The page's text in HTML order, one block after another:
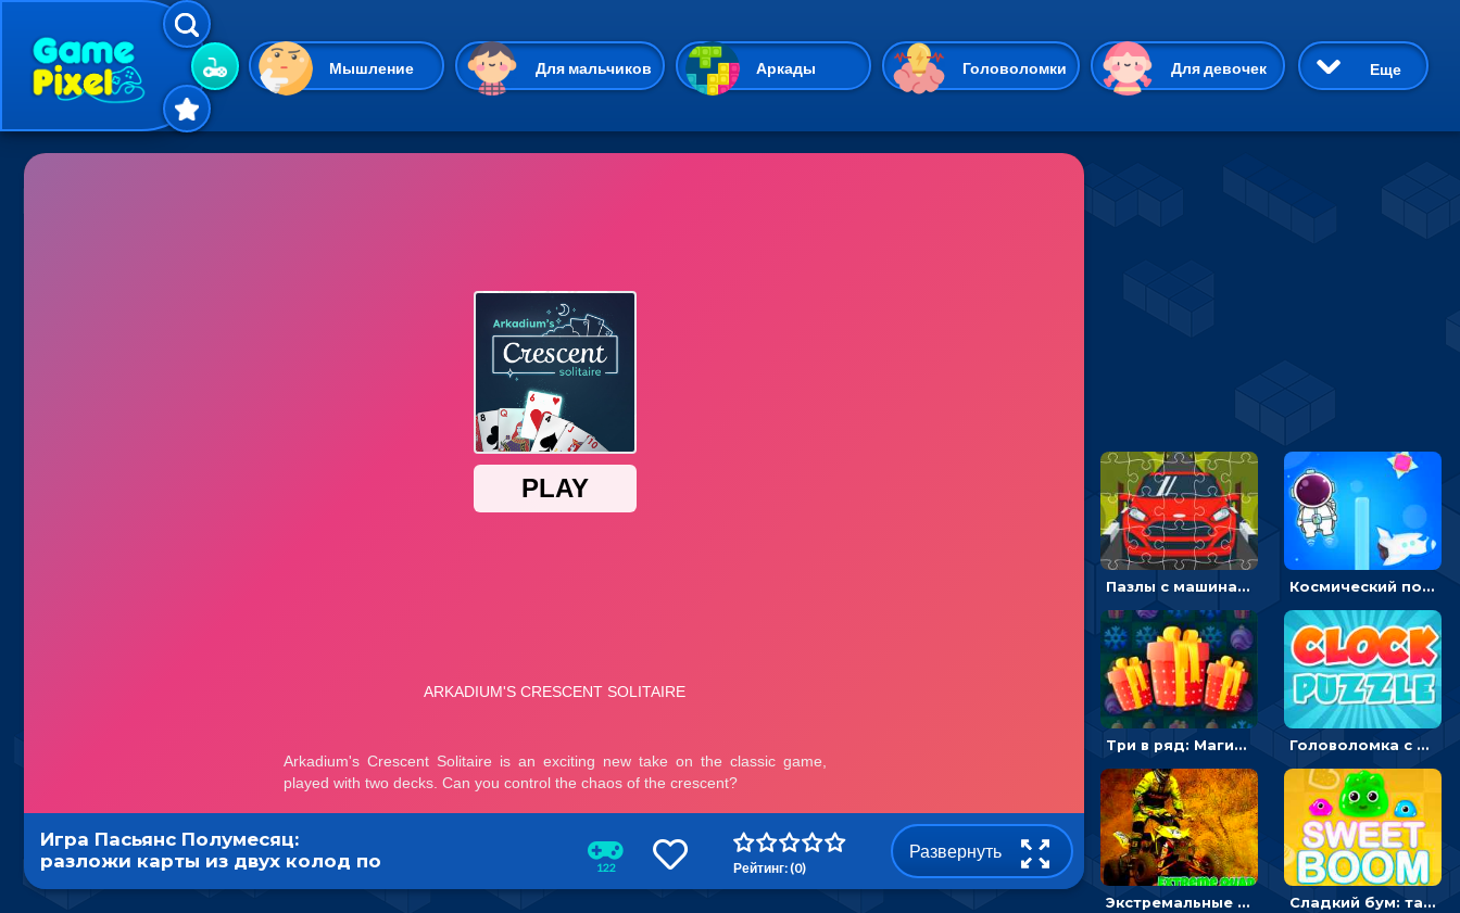
Мышление Для мальчиков Аркады Головоломки Для девочек
Гиперказуальные Казуальные Веселые 3D Приключения
Симуляторы
Пасьянс
Еще
Пазлы с машинами Форд: собирать картинки и открывать новые Космический побег: двигать космонавта, чтобы попасть к кораблю
Три в ряд: Магические рождественские драгоценности Головоломка с часами для детей: читать время по циферблату
Экстремальные пазлы с квадроциклами: собирать крутые тачки Сладкий бум: тапнуть, чтобы взорвать желейки - головоломка
Игра Пасьянс Полумесяц:
разложи карты из двух колод по
мастям
122 Рейтинг: (0)
Развернуть